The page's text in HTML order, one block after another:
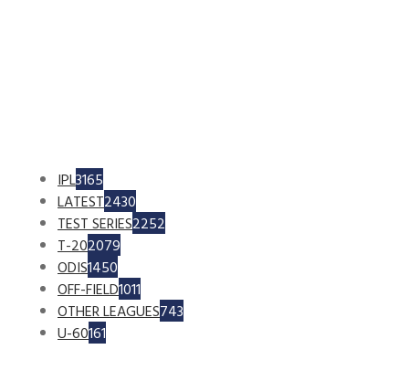
IPL3165
LATEST2430
TEST SERIES2252
T-202079
ODIS1450
OFF-FIELD1011
OTHER LEAGUES743
U-60161